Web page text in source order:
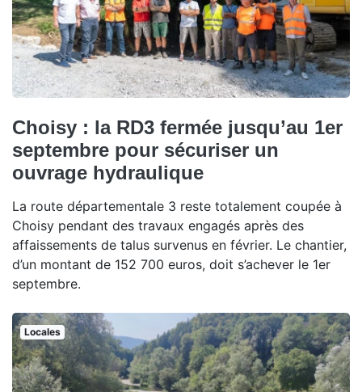
Choisy : la RD3 fermée jusqu’au 1er
septembre pour sécuriser un
ouvrage hydraulique
La route départementale 3 reste totalement coupée à
Choisy pendant des travaux engagés après des
affaissements de talus survenus en février. Le chantier,
d’un montant de 152 700 euros, doit s’achever le 1er
septembre.
Locales